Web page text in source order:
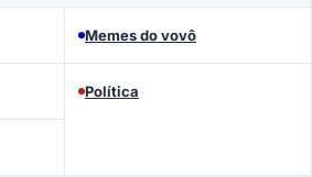
Memes do vovô
Política